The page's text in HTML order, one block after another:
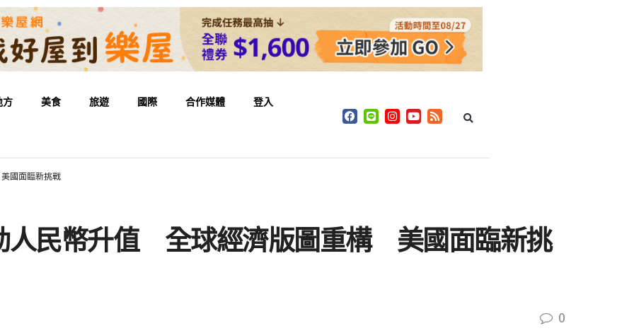
方 美食 旅遊 國際 合作媒體 登入
國面臨新挑戰
人民幣升值 全球經濟版圖重構 美國面臨新挑
0